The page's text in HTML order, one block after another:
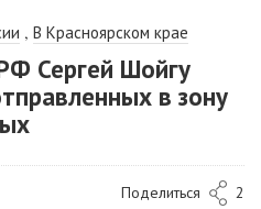
, В Красноярском крае
Сергей Шойгу
в зону
Поделиться 2